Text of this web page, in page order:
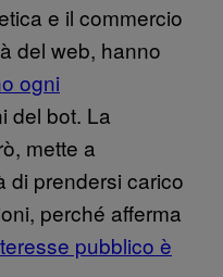
e il commercio
del web, hanno
ogni
del bot. La
mette a
di prendersi carico
perché afferma
pubblico è